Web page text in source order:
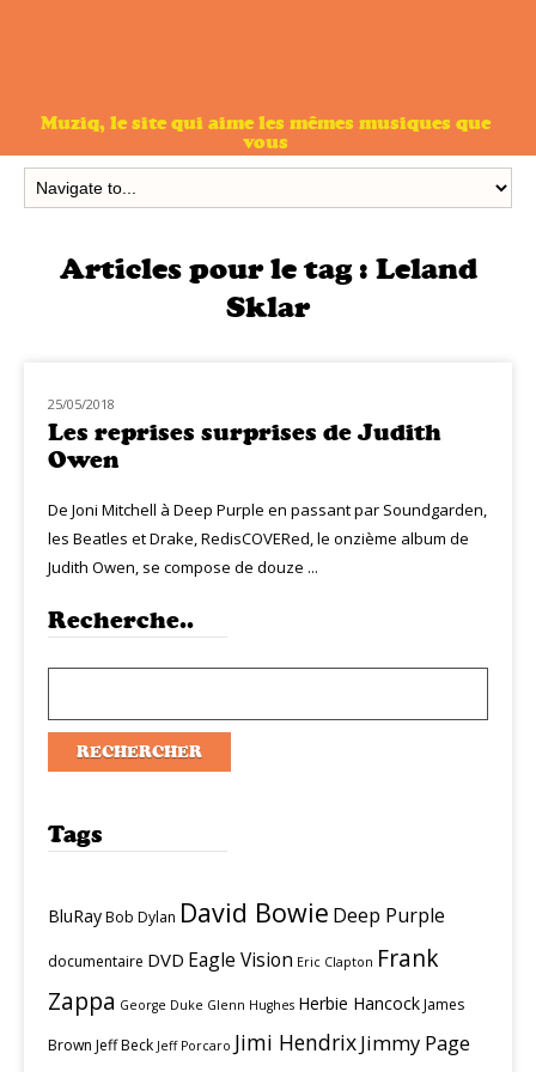
Muziq, le site qui aime les mêmes musiques que
vous
Articles pour le tag : Leland
Sklar
NOUVEAUTÉS
25/05/2018
Les reprises surprises de Judith
Owen
De Joni Mitchell à Deep Purple en passant par Soundgarden,
les Beatles et Drake, RedisCOVERed, le onzième album de
Judith Owen, se compose de douze ...
Recherche..
Tags
BluRayBob Dylan David Bowie Deep Purple
documentaire DVD Eagle Vision Eric Clapton Frank
Zappa George Duke Glenn Hughes Herbie HancockJames
Brown Jeff Beck Jeff Porcaro Jimi HendrixJimmy Page